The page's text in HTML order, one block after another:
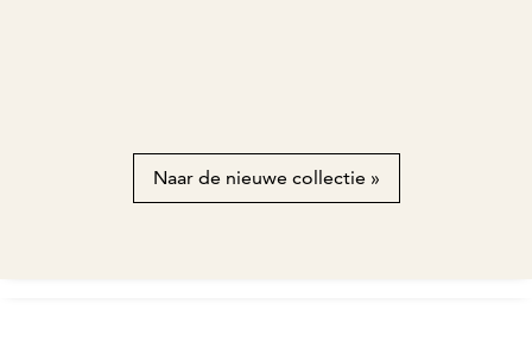
Naar de nieuwe collectie »